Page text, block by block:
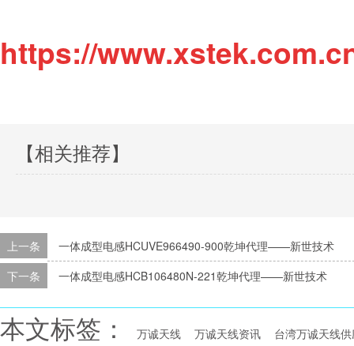
https://
【相关推荐】
上一条
一体成型电感HCUVE966490-900乾坤代理——新世技术
下一条
一体成型电感HCB106480N-221乾坤代理——新世技术
本文标签： 万诚天线 万诚天线资讯 台湾万诚天线